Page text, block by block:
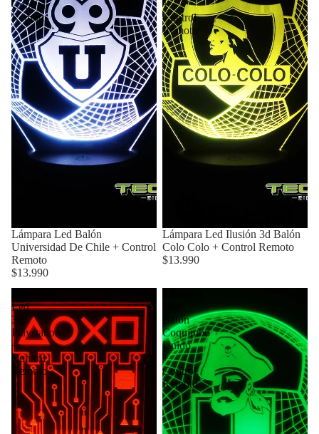
Control
Remoto
Lámpara Led Balón
Universidad De Chile + Control
Remoto
$13.990
+
Control
Remoto
Lámpara Led Ilusión 3d Balón
Colo Colo + Control Remoto
$13.990
Led
3d
Playstation
+
Control
Remoto
Balón
Coquimbo
Unido
+
Control
Remoto